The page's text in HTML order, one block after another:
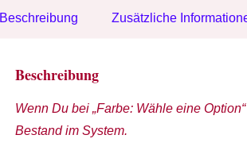
Beschreibung Zusätzliche
Beschreibung
Wenn Du bei „Farbe: Wähle eine
Bestand im System.